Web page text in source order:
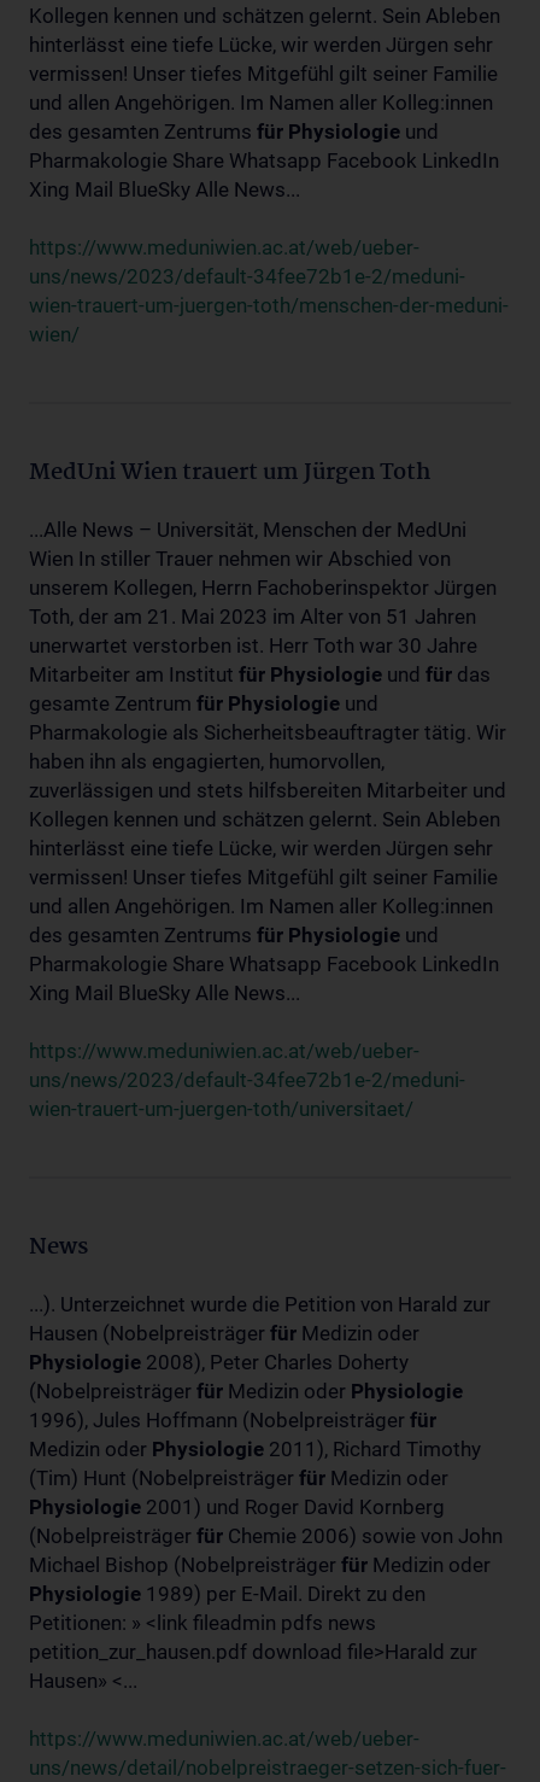
Kollegen kennen und schätzen gelernt. Sein Ableben
hinterlässt eine tiefe Lücke, wir werden Jürgen sehr
vermissen! Unser tiefes Mitgefühl gilt seiner Familie
und allen Angehörigen. Im Namen aller Kolleg:innen
des gesamten Zentrums für Physiologie und
Pharmakologie Share Whatsapp Facebook LinkedIn
Xing Mail BlueSky Alle News...
https://www.meduniwien.ac.at/web/ueber-
uns/news/2023/default-34fee72b1e-2/meduni-
wien-trauert-um-juergen-toth/menschen-der-meduni-
wien/
MedUni Wien trauert um Jürgen Toth
...Alle News – Universität, Menschen der MedUni
Wien In stiller Trauer nehmen wir Abschied von
unserem Kollegen, Herrn Fachoberinspektor Jürgen
Toth, der am 21. Mai 2023 im Alter von 51 Jahren
unerwartet verstorben ist. Herr Toth war 30 Jahre
Mitarbeiter am Institut für Physiologie und für das
gesamte Zentrum für Physiologie und
Pharmakologie als Sicherheitsbeauftragter tätig. Wir
haben ihn als engagierten, humorvollen,
zuverlässigen und stets hilfsbereiten Mitarbeiter und
Kollegen kennen und schätzen gelernt. Sein Ableben
hinterlässt eine tiefe Lücke, wir werden Jürgen sehr
vermissen! Unser tiefes Mitgefühl gilt seiner Familie
und allen Angehörigen. Im Namen aller Kolleg:innen
des gesamten Zentrums für Physiologie und
Pharmakologie Share Whatsapp Facebook LinkedIn
Xing Mail BlueSky Alle News...
https://www.meduniwien.ac.at/web/ueber-
uns/news/2023/default-34fee72b1e-2/meduni-
wien-trauert-um-juergen-toth/universitaet/
News
...). Unterzeichnet wurde die Petition von Harald zur
Hausen (Nobelpreisträger für Medizin oder
Physiologie 2008), Peter Charles Doherty
(Nobelpreisträger für Medizin oder Physiologie
1996), Jules Hoffmann (Nobelpreisträger für
Medizin oder Physiologie 2011), Richard Timothy
(Tim) Hunt (Nobelpreisträger für Medizin oder
Physiologie 2001) und Roger David Kornberg
(Nobelpreisträger für Chemie 2006) sowie von John
Michael Bishop (Nobelpreisträger für Medizin oder
Physiologie 1989) per E-Mail. Direkt zu den
Petitionen: » <link fileadmin pdfs news
petition_zur_hausen.pdf download file>Harald zur
Hausen» <...
https://www.meduniwien.ac.at/web/ueber-
uns/news/detail/nobelpreistraeger-setzen-sich-fuer-